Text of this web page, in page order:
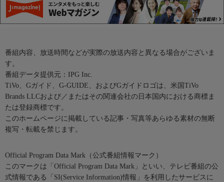
番組内容、放送時間などが実際の放送内容と異なる場合がございま
す。
番組データ提供元：IPG Inc.
TiVo、Gガイド、G-GUIDE、およびGガイドロゴは、米国TiVo
Brands LLCおよび／またはその関連会社の日本国内における商標ま
たは登録商標です。
このホームページに掲載している記事・写真等あらゆる素材の無断
複写・転載を禁じます。
Official Program Data Mark（公式番組情報マーク）
このマークは「Official Program Data Mark」といい、テレビ番組の公
式情報である「SI(Service Information)情報」を利用したサービスに